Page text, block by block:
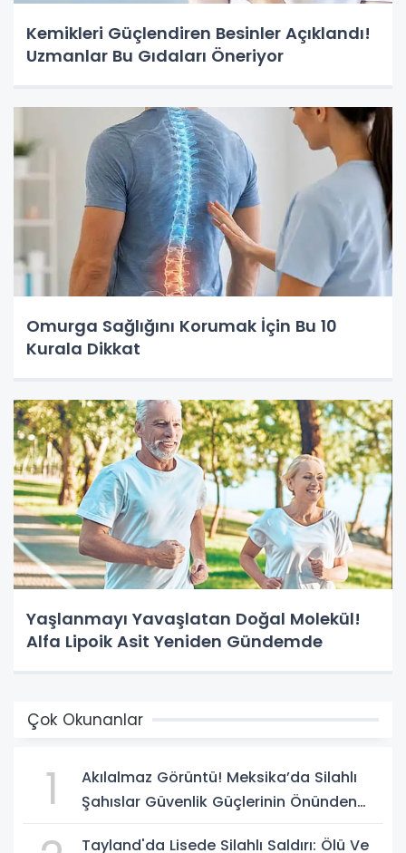
Kemikleri Güçlendiren Besinler Açıklandı!
Uzmanlar Bu Gıdaları Öneriyor
Omurga Sağlığını Korumak İçin Bu 10
Kurala Dikkat
Yaşlanmayı Yavaşlatan Doğal Molekül!
Alfa Lipoik Asit Yeniden Gündemde
Çok Okunanlar
1
Akılalmaz Görüntü! Meksika’da Silahlı
Şahıslar Güvenlik Güçlerinin Önünden
Tayland'da Lisede Silahlı Saldırı: Ölü Ve